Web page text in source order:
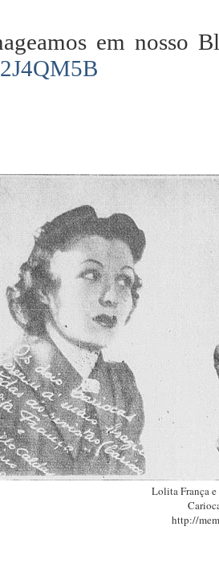
em nosso
Lolita França
http://